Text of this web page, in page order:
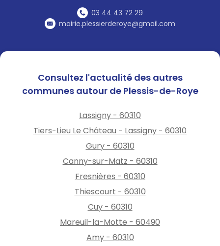
03 44 43 72 29
mairie.plessierderoye@gmail.com
Consultez l'actualité des autres
communes autour de Plessis-de-Roye
Lassigny - 60310
Tiers-Lieu Le Château - Lassigny - 60310
Gury - 60310
Canny-sur-Matz - 60310
Fresnières - 60310
Thiescourt - 60310
Cuy - 60310
Mareuil-la-Motte - 60490
Amy - 60310